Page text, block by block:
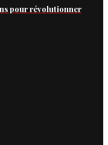
pour révolutionner